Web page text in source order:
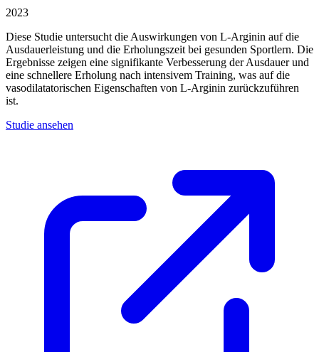
2023
Diese Studie untersucht die Auswirkungen von L-Arginin auf die
Ausdauerleistung und die Erholungszeit bei gesunden Sportlern. Die
Ergebnisse zeigen eine signifikante Verbesserung der Ausdauer und
eine schnellere Erholung nach intensivem Training, was auf die
vasodilatatorischen Eigenschaften von L-Arginin zurückzuführen
ist.
Studie ansehen